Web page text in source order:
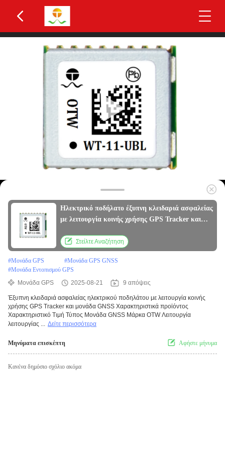
Ηλεκτρικό ποδήλατο έξυπνη κλειδαριά ασφαλείας
με λειτουργία κοινής χρήσης GPS Tracker και
Στείλτε Αναζήτηση
#Μονάδα GPS #Μονάδα GPS GNSS
#Μονάδα Εντοπισμού GPS
Μονάδα GPS
2025-08-21 9 απόψεις
Έξυπνη κλειδαριά ασφαλείας ηλεκτρικού ποδηλάτου με λειτουργία κοινής
χρήσης GPS Tracker και μονάδα GNSS Χαρακτηριστικά προϊόντος
Χαρακτηριστικό Τιμή Τύπος Μονάδα GNSS Μάρκα OTW Λειτουργία
λειτουργίας ... Δείτε περισσότερα
Μηνύματα επισκέπτη Αφήστε μήνυμα
Κανένα δημόσιο σχόλιο ακόμα